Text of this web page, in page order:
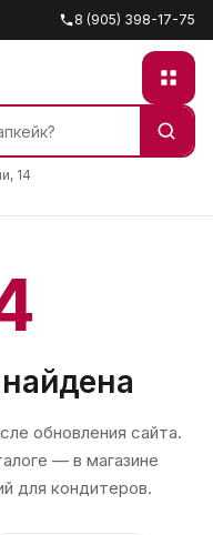
8 (905) 398-17-75
14
обновления сайта.
— в магазине
для кондитеров.